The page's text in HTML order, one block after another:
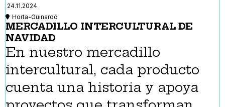
24.11.2024
Horta-Guinardó
MERCADILLO INTERCULTURAL DE
NAVIDAD
En nuestro mercadillo
intercultural, cada producto
cuenta una historia y apoya